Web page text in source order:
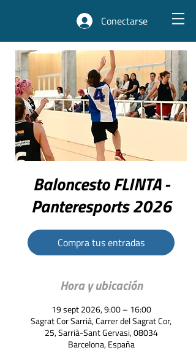
Conectarse
Baloncesto FLINTA -
Panteresports 2026
Compra tus entradas
Hora y ubicación
19 sept 2026, 9:00 – 16:00
Sagrat Cor Sarrià, Carrer del Sagrat Cor,
25, Sarrià-Sant Gervasi, 08034
Barcelona, España